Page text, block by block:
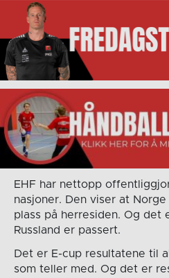
EHF har nettopp
nasjoner. Den viser at
plass på herresiden. Og det
Russland er passert.
Det er E-cup resultatene til
som teller med. Og det er